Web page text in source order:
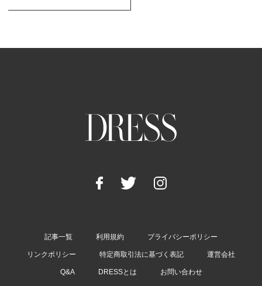
記事一覧 利用規約 プライバシーポリシー
リンクポリシー 特定商取引法に基づく表記 運営会社
Q&A DRESSとは お問い合わせ